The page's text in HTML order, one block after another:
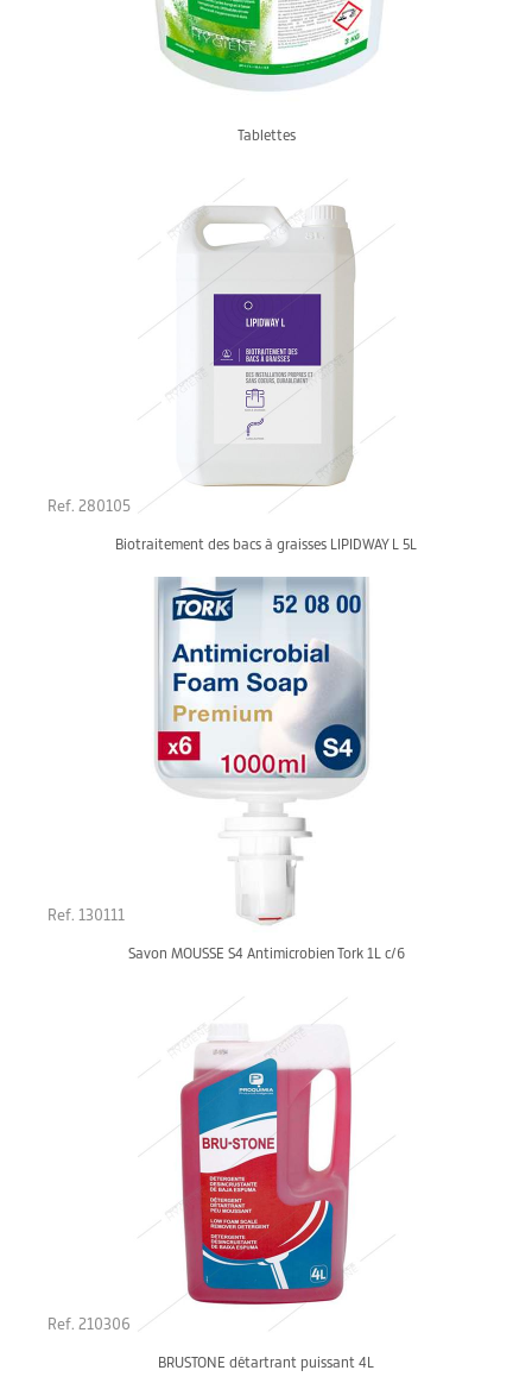
Tablettes
Ref. 280105
Biotraitement des bacs à graisses LIPIDWAY L 5L
Ref. 130111
Savon MOUSSE S4 Antimicrobien Tork 1L c/6
Ref. 210306
BRUSTONE détartrant puissant 4L